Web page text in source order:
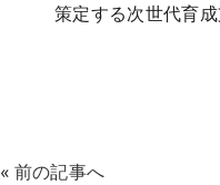
策定する次世代育成支
« 前の記事へ